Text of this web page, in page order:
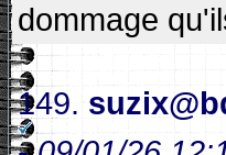
dommage
149.